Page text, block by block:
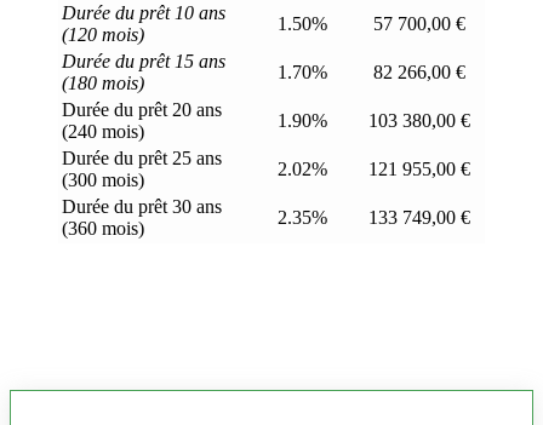
Durée du prêt 10 ans
(120 mois)
1.50%
57 700,00 €
Durée du prêt 15 ans
(180 mois)
1.70%
82 266,00 €
Durée du prêt 20 ans
(240 mois)
1.90%
103 380,00 €
Durée du prêt 25 ans
(300 mois)
2.02%
121 955,00 €
Durée du prêt 30 ans
(360 mois)
2.35% 133 749,00 €